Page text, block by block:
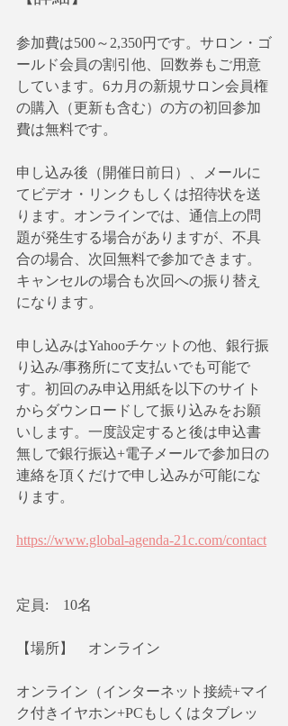
参加費は500～2,350円です。サロン・ゴ
ールド会員の割引他、回数券もご用意
しています。6カ月の新規サロン会員権
の購入（更新も含む）の方の初回参加
費は無料です。
申し込み後（開催日前日）、メールに
てビデオ・リンクもしくは招待状を送
ります。オンラインでは、通信上の問
題が発生する場合がありますが、不具
合の場合、次回無料で参加できます。
キャンセルの場合も次回への振り替え
になります。
申し込みはYahooチケットの他、銀行振
り込み/事務所にて支払いでも可能で
す。初回のみ申込用紙を以下のサイト
からダウンロードして振り込みをお願
いします。一度設定すると後は申込書
無しで銀行振込+電子メールで参加日の
連絡を頂くだけで申し込みが可能にな
ります。
https://www.global-agenda-21c.com/contact
定員:　10名
【場所】　オンライン
オンライン（インターネット接続+マイ
ク付きイヤホン+PCもしくはタブレッ